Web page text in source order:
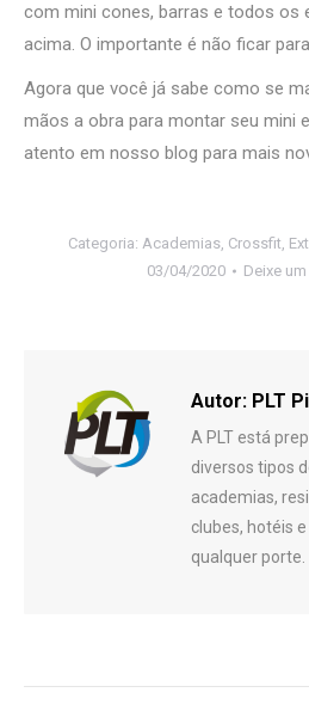
com mini cones, barras e todos os
acima. O importante é não ficar
Agora que você já sabe como se
mãos a obra para montar seu mini
atento em nosso blog para mais
Categoria: Academias, Crossfit,
03/04/2020
Deixe
Autor: PLT
A PLT está
diversos tipos
academias,
clubes, hotéis
qualquer porte.